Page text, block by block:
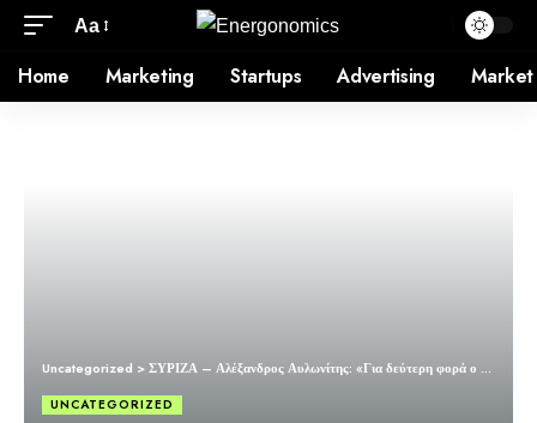
Aa
Home Marketing Startups Advertising Market
Uncategorized >ΣΥΡΙΖΑ – Αλέξανδρος Αυλωνίτης: «Για δεύτερη φορά ο Άδωνις Γεωργιάδης και η παρέα του βρέθηκαν αδιευκρίνιστοι»
UNCATEGORIZED